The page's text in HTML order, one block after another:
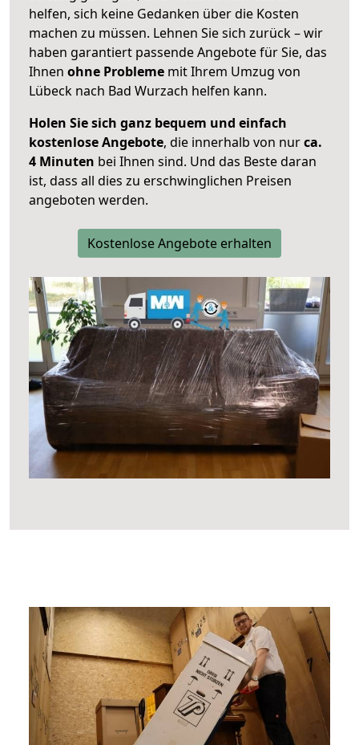
helfen, sich keine Gedanken über die Kosten
machen zu müssen. Lehnen Sie sich zurück – wir
haben garantiert passende Angebote für Sie, das
Ihnen ohne Probleme mit Ihrem Umzug von
Lübeck nach Bad Wurzach helfen kann.
Holen Sie sich ganz bequem und einfach
kostenlose Angebote, die innerhalb von nurca.
4 Minuten bei Ihnen sind. Und das Beste daran
ist, dass all dies zu erschwinglichen Preisen
angeboten werden.
Kostenlose Angebote erhalten